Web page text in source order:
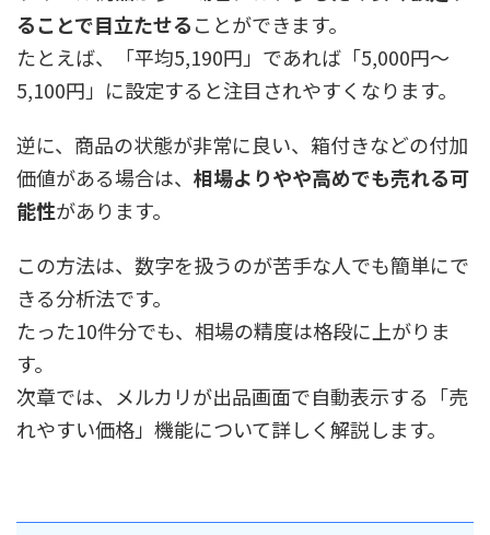
ることで目立たせることができます。
たとえば、「平均5,190円」であれば「5,000円〜
5,100円」に設定すると注目されやすくなります。
逆に、商品の状態が非常に良い、箱付きなどの付加
価値がある場合は、 相場よりやや高めでも売れる可
能性があります。
この方法は、数字を扱うのが苦手な人でも簡単にで
きる分析法です。
たった10件分でも、相場の精度は格段に上がりま
す。
次章では、メルカリが出品画面で自動表示する「売
れやすい価格」機能について詳しく解説します。